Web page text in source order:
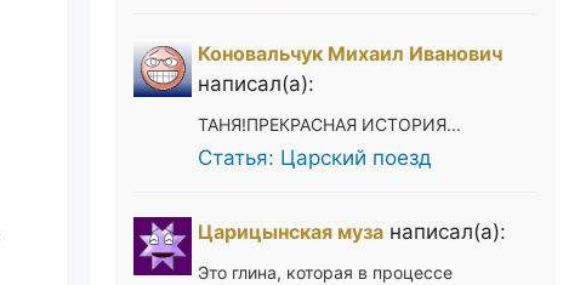
Коновальчук Михаил Иванович
написал(а):
ТАНЯ!ПРЕКРАСНАЯ ИСТОРИЯ...
Статья: Царский поезд
Царицынская музанаписал(а):
Это глина, которая в процессе